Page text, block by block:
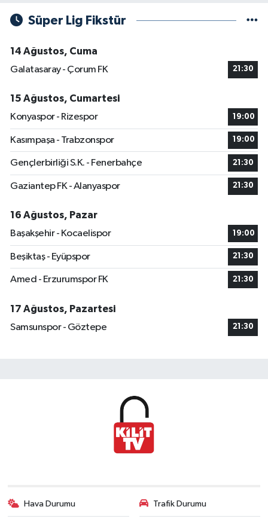
Süper Lig Fikstür
14 Ağustos, Cuma
Galatasaray - Çorum FK
21:30
15 Ağustos, Cumartesi
Konyaspor - Rizespor
19:00
Kasımpaşa - Trabzonspor 19:00
Gençlerbirliği S.K. - Fenerbahçe 21:30
Gaziantep FK - Alanyaspor 21:30
16 Ağustos, Pazar
Başakşehir - Kocaelispor
19:00
Beşiktaş - Eyüpspor 21:30
Amed - Erzurumspor FK 21:30
17 Ağustos, Pazartesi
Samsunspor - Göztepe
21:30
Hava Durumu Trafik Durumu